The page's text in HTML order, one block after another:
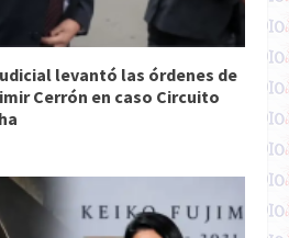
levantó las órdenes de
Cerrón en caso Circuito